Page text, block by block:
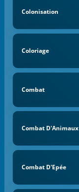
Colonisation
Coloriage
Combat
Combat D'Animaux
Combat D'Epée